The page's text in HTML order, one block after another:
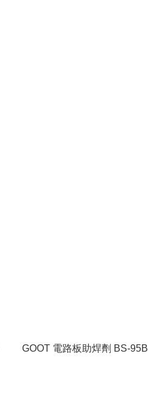
GOOT 電路板助焊劑 BS-95B